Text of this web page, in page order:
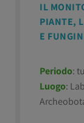
IL
PIANTE,
E
Periodo:
Luogo: